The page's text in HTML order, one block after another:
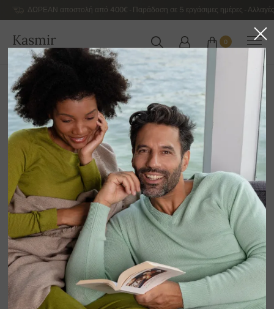
ΔΩΡΕΑΝ αποστολή από 400€ - Παράδοση σε 5 εργάσιμες ημέρες -
Kasmir
ΕΛΛΆΔΑ
0
Αρχική